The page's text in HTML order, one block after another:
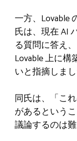
一方、Lovable
氏は、現在 AI
る質問に答え
Lovable 上に
いと指摘しまし
同氏は、「こ
があるという
議論するのは